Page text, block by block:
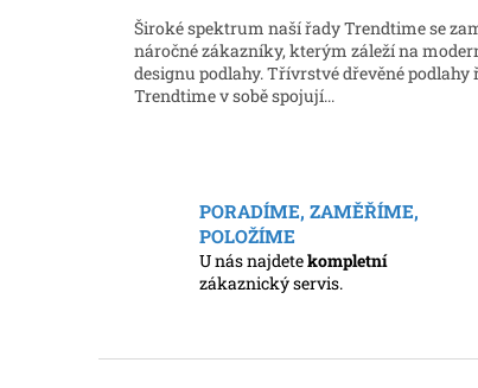
Široké spektrum naší řady Trendtime se
náročné zákazníky, kterým záleží na
designu podlahy. Třívrstvé dřevěné podlahy
Trendtime v sobě spojují...
PORADÍME, ZAMĚŘÍME,
POLOŽÍME
U nás najdetekompletní
zákaznický servis.